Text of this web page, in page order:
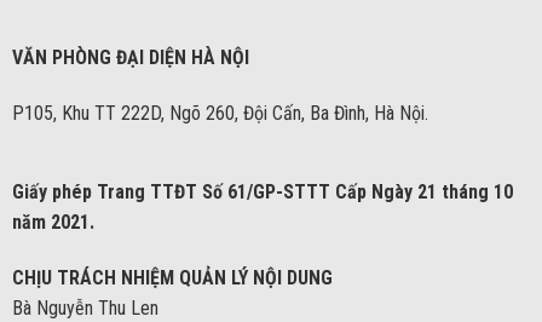
VĂN PHÒNG ĐẠI DIỆN HÀ NỘI
P105, Khu TT 222D, Ngõ 260, Đội Cấn, Ba Đình, Hà Nội.
Giấy phép Trang TTĐT Số 61/GP-STTT Cấp Ngày 21 tháng 10
năm 2021.
CHỊU TRÁCH NHIỆM QUẢN LÝ NỘI DUNG
Bà Nguyễn Thu Len